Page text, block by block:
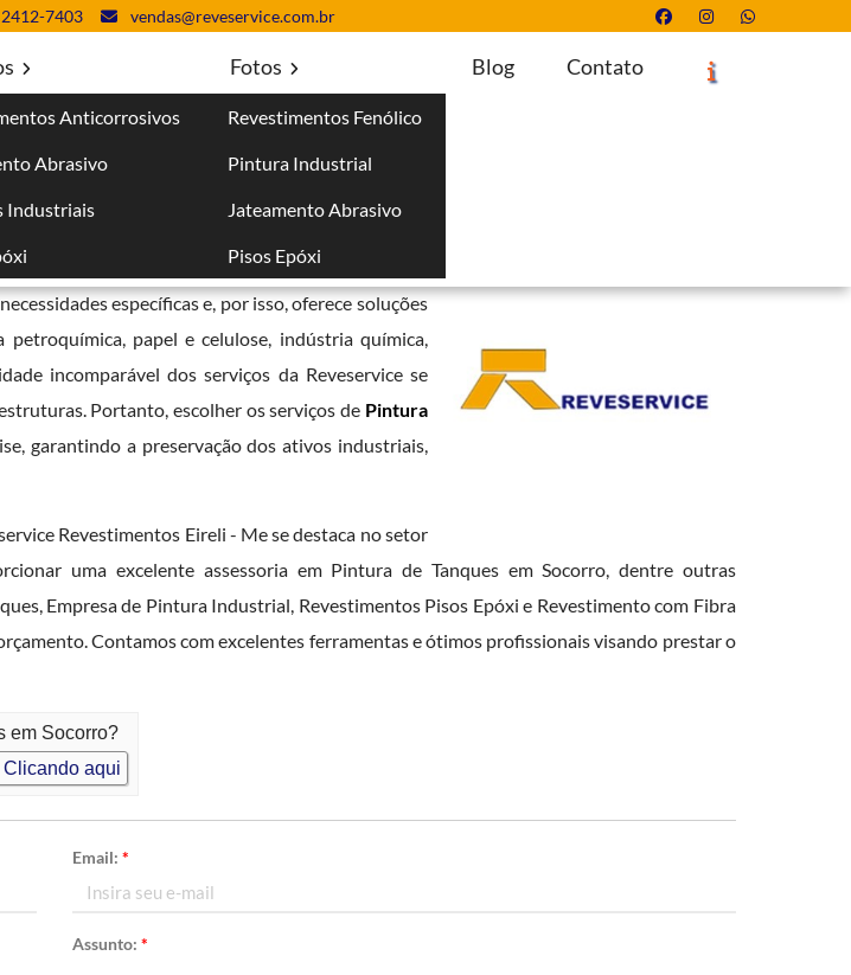
2412-7403 vendas@reveservice.com.br
Anticorrosivos
Abrasivo
Industriais
Fotos
Revestimentos Fenólico
Pintura Industrial
Jateamento Abrasivo
Pisos Epóxi
Blog Contato
Solicite um Orçamento
com a satisfação do cliente e pelo cumprimento
específicas e, por isso, oferece soluções
petroquímica, papel e celulose, indústria química,
incomparável dos serviços da Reveservice se
Portanto, escolher os serviços de Pintura
garantindo a preservação dos ativos industriais,
Revestimentos Eireli - Me se destaca no setor
uma excelente assessoria em Pintura de Tanques em Socorro, dentre outras
Empresa de Pintura Industrial, Revestimentos Pisos Epóxi e Revestimento com Fibra
Contamos com excelentes ferramentas e ótimos profissionais visando prestar o
em Socorro?
Clicando aqui
Email: *
Assunto: *